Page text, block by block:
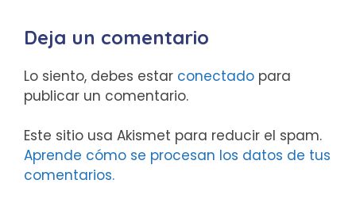
Deja un comentario
Lo siento, debes estar conectado para
publicar un comentario.
Este sitio usa Akismet para reducir el spam.
Aprende cómo se procesan los datos de tus
comentarios.